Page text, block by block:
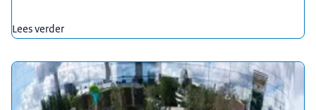
Lees verder